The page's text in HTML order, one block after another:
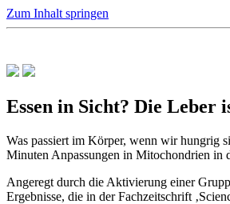
Zum Inhalt springen
Essen in Sicht? Die Leber
Was passiert im Körper, wenn wir hungrig
Minuten Anpassungen in Mitochondrien in
Angeregt durch die Aktivierung einer
Ergebnisse, die in der Fachzeitschrift